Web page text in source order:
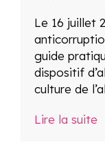
Le 16 juillet
guide
dispositif
culture de
Lire la suite